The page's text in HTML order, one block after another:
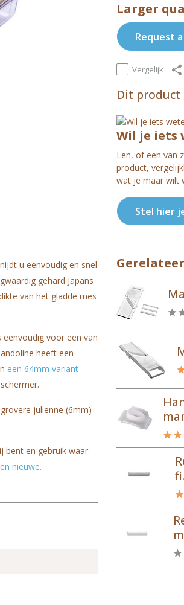
u eenvoudig en snel
gehard Japans
van het gladde mes
voor een van
heeft een
een 64mm variant
julienne (6mm)
bent en gebruik waar
nieuwe.
Larger
Request
Vergelijk
Dit product
Wil je iets
Len, of een van
product,
wat je maar wilt
Stel hier